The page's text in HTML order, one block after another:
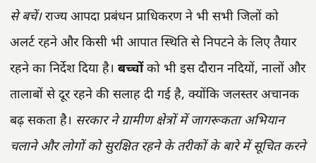
से बचें।राज्य आपदा प्रबंधन प्राधिकरण ने भी सभी जिलों को
अलर्ट रहने और किसी भी आपात स्थिति से निपटने के लिए तैयार
रहने का निर्देश दिया है। बच्चोंको भी इस दौरान नदियों, नालों और
तालाबों से दूर रहने की सलाह दी गई है, क्योंकि जलस्तर अचानक
बढ़ सकता है। सरकार ने ग्रामीण क्षेत्रों में जागरूकता अभियान
चलाने और लोगों को सुरक्षित रहने के तरीकों के बारे में सूचित करने